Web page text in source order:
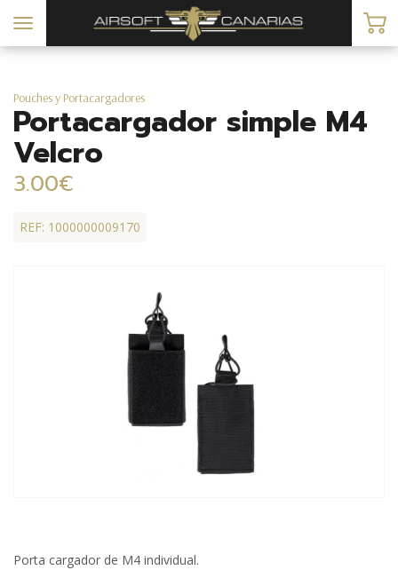
Toggle
navigation
Pouches y Portacargadores
Portacargador simple M4
Velcro
3.00€
REF: 1000000009170
Porta cargador de M4 individual.